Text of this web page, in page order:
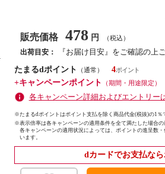
販売価格 478 円 （税込）
出荷目安：
『お届け目安』をご確認の上
たまるdポイント
（通常）
4
+キャンペーンポイント
（期間・用途限定）
各キャンペーン詳細およびエントリー
※たまるdポイントはポイント支払を除く商品代金(税抜)の1％
※表示倍率は各キャンペーンの適用条件を全て満たした場合の
各キャンペーンの適用状況によっては、ポイントの進呈数
います。
dカードでお支払な